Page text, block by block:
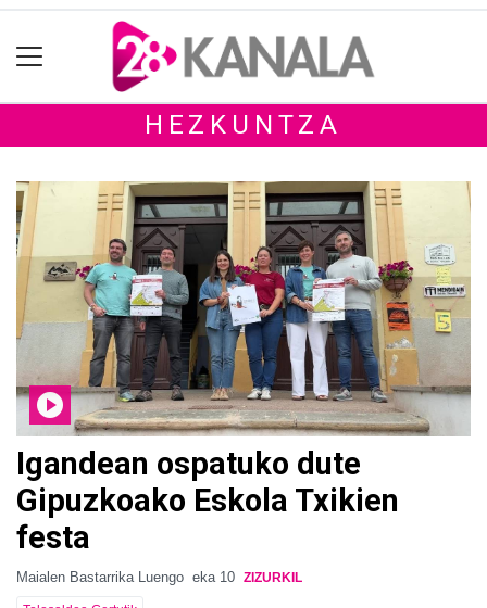
HEZKUNTZA
Igandean ospatuko dute
Gipuzkoako Eskola Txikien
festa
Maialen Bastarrika Luengo eka 10 ZIZURKIL